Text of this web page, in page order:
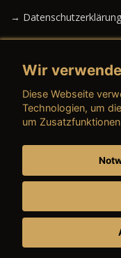
→ Datenschutzerklärung
→ AGB
→ AGB (Teile & Zubehör)
→ AGB
Wir
Diese Webseite
Technologien, um
um